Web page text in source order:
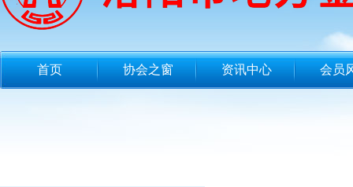
首页 协会之窗 资讯中心 会员